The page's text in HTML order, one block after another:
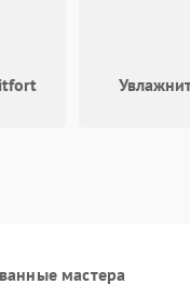
мастера